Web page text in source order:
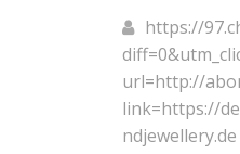
https://
url=http://
link=https://
ndjewellery.de